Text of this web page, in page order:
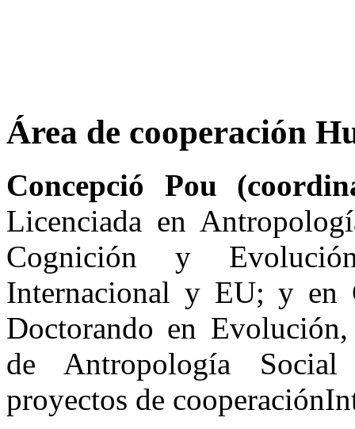
Área de cooperación
Concepció Pou
Licenciada en
Cognición y
Internacional y EU; y en
Doctorando en
de Antropología
proyectos de